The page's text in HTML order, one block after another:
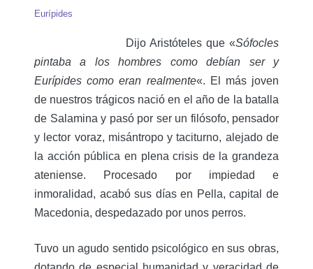
Eurípides
Dijo Aristóteles que «Sófocles
pintaba a los hombres como debían ser y
Eurípides como eran realmente«. El más joven
de nuestros trágicos nació en el año de la batalla
de Salamina y pasó por ser un filósofo, pensador
y lector voraz, misántropo y taciturno, alejado de
la acción pública en plena crisis de la grandeza
ateniense. Procesado por impiedad e
inmoralidad, acabó sus días en Pella, capital de
Macedonia, despedazado por unos perros.
Tuvo un agudo sentido psicológico en sus obras,